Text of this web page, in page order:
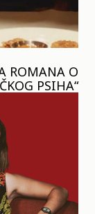
ROMANA O
PSIHA“